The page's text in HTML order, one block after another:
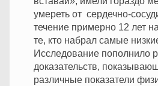
умереть от сердечно-
течение примерно 12 лет
те, кто набрал самые
Исследование пополнило
доказательств,
различные показатели